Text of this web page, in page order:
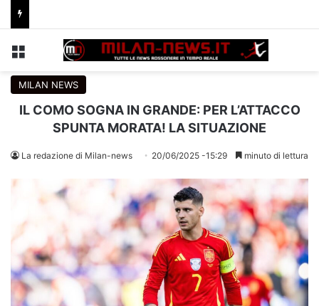
MILAN NEWS
IL COMO SOGNA IN GRANDE: PER L’ATTACCO
SPUNTA MORATA! LA SITUAZIONE
La redazione di Milan-news 20/06/2025 -15:29 minuto di lettura